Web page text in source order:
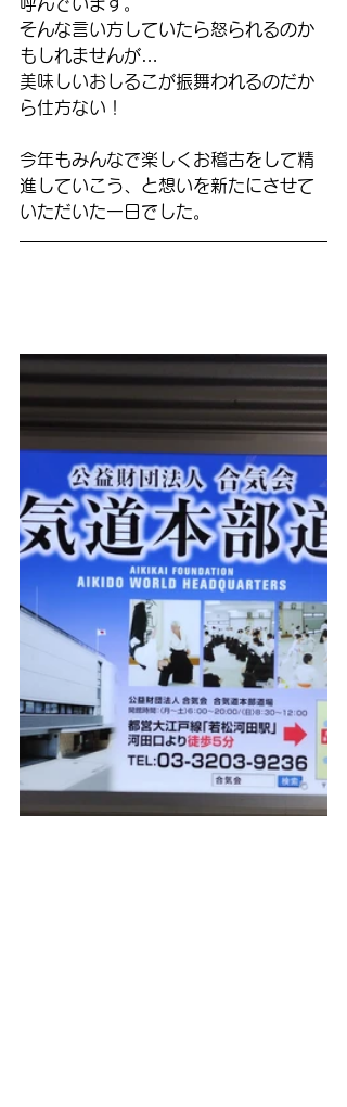
そんな言い方していたら怒られるのか
もしれませんが…
美味しいおしるこが振舞われるのだか
ら仕方ない！
今年もみんなで楽しくお稽古をして精
進していこう、と想いを新たにさせて
いただいた一日でした。